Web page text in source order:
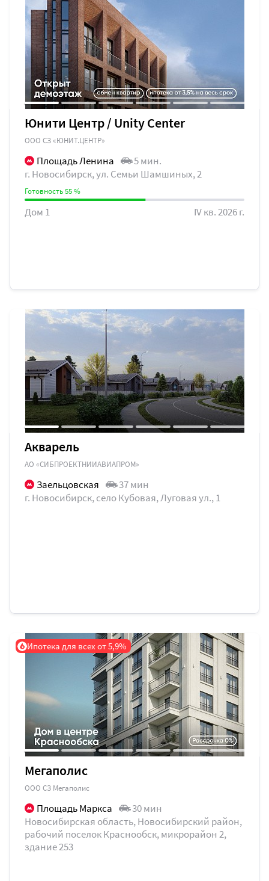
Юнити Центр / Unity Center
ООО СЗ «ЮНИТ.ЦЕНТР»
Площадь Ленина
5 мин.
г. Новосибирск, ул. Семьи Шамшиных, 2
Готовность 55 %
Дом 1 IV кв. 2026 г.
Акварель
АО «СИБПРОЕКТНИИАВИАПРОМ»
Заельцовская
37 мин
г. Новосибирск, село Кубовая, Луговая ул., 1
Ипотека для всех от 5,9%
Мегаполис
ООО СЗ Мегаполис
Площадь Маркса
30 мин
Новосибирская область, Новосибирский район,
рабочий поселок Краснообск, микрорайон 2,
здание 253